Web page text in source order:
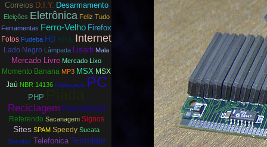
Correios D.I.Y. Desarmamento
Eleições Eletrônica Feliz Tudo
Ferramentas Ferro-Velho Firefox
Fotos Fudeba HD HTML Internet
Lado Negro Lâmpada Lisarb Mala
Mercado Livre Mercado Lixo
Momento Banana MP3 MSX MSX
Jaú NBR 14136 Palhaçada PC
PHP
Reciclagem Reciclando
Referendo Sacanagem Signos
Sites SPAM Speedy Sucata
Sucatas Telefonica Template